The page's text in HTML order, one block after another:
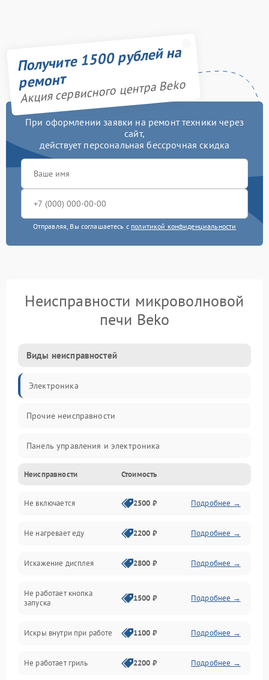
Получите 1500 рублей на
ремонт
Акция сервисного центра Beko
При оформлении заявки на ремонт техники через
сайт,
действует персональная бессрочная скидка
Отправляя, Вы соглашаетесь с политикой конфиденциальности
Неисправности микроволновой
печи Beko
Виды неисправностей
Электроника
Прочие неисправности
Панель управления и электроника
Дверца и корпус
Механика и внутренние элементы
Механические повреждения
Питание и запуск
Нагрев и приготовление
Программное обеспечение
Неисправности Стоимость
Не включается 2500 ₽ Подробнее →
Не нагревает еду 2200 ₽ Подробнее →
Искажение дисплея 2800 ₽ Подробнее →
Не работает кнопка
запуска
1500 ₽ Подробнее →
Искры внутри при работе 1100 ₽ Подробнее →
Не работает гриль 2200 ₽ Подробнее →